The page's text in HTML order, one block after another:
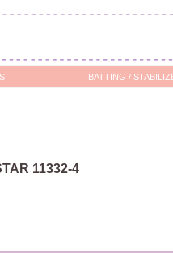
BATTING / STABILIZERS / ADHESIVE
11332-4